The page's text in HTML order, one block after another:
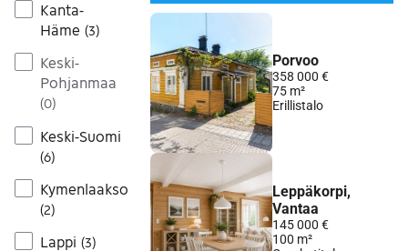
Kanta-
Häme (3)
Keski-
Pohjanmaa
(0)
Keski-Suomi
(6)
Kymenlaakso
(2)
Lappi (3)